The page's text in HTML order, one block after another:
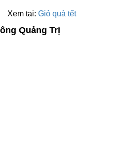
Xem tại: Giỏ quà tết
Quảng Trị